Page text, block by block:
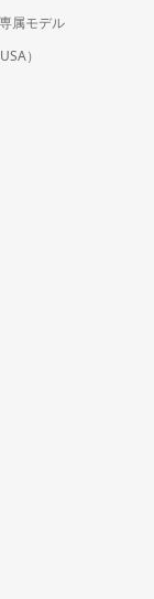
属モデル
）